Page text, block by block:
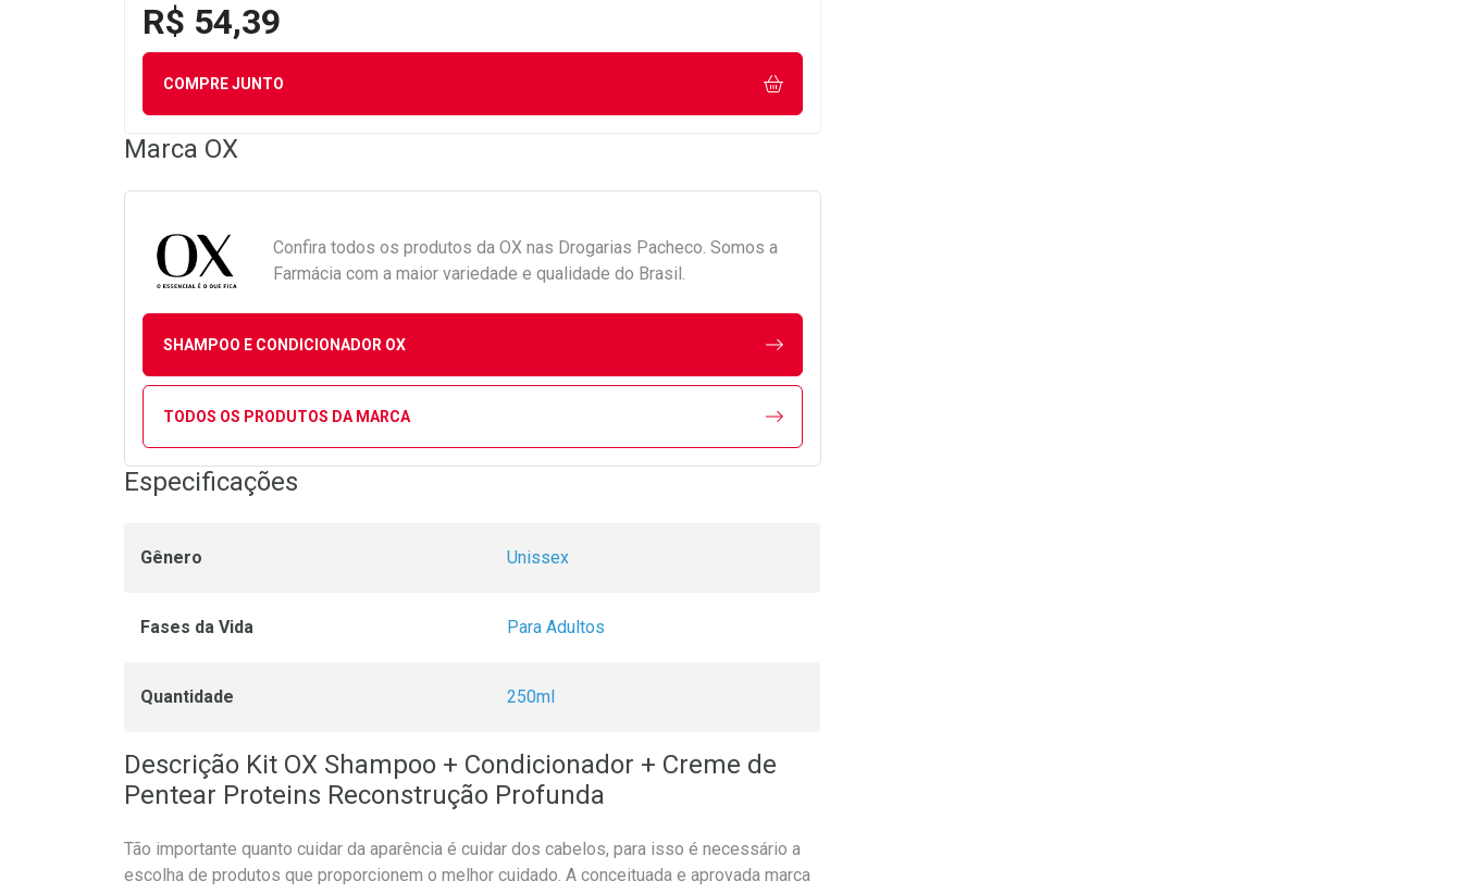
R$ 54,39
COMPRE JUNTO
Marca OX
Confira todos os produtos da OX nas Drogarias Pacheco. Somos a
Farmácia com a maior variedade e qualidade do Brasil.
SHAMPOO E CONDICIONADOR OX
TODOS OS PRODUTOS DA MARCA
Especificações
Gênero Unissex
Fases da Vida Para Adultos
Quantidade 250ml
Descrição Kit OX Shampoo + Condicionador + Creme de
Pentear Proteins Reconstrução Profunda
Tão importante quanto cuidar da aparência é cuidar dos cabelos, para isso é necessário a
escolha de produtos que proporcionem o melhor cuidado. A conceituada e aprovada marca